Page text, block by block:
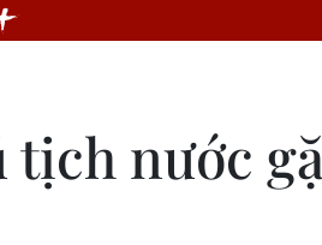
tịch nước